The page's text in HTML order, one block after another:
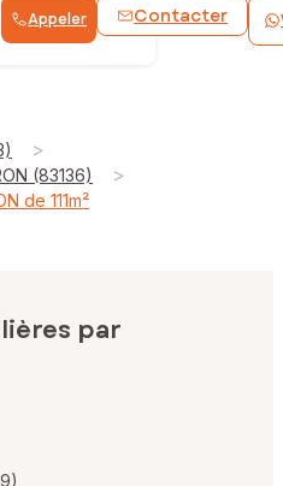
Appeler Contacter
>
(83136) >
de 111m²
par